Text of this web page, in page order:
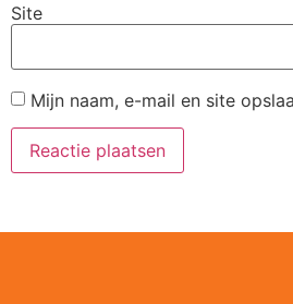
Site
Mijn naam, e-mail en site